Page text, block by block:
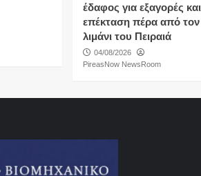
έδαφος για εξαγορές και
επέκταση πέρα από τον
λιμάνι του Πειραιά
04/08/2026
PireasNow NewsRoom